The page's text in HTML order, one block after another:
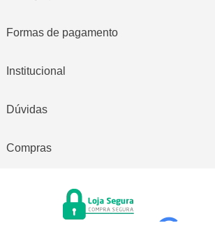
Formas de pagamento
Institucional
Dúvidas
Compras